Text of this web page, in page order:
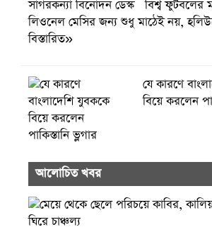
লিওনেল মেসির জন্য শুধু মাঠেই নয়,
বিস্তারিত»
যে কারণে
বিয়ে করলেন
আলোচিত খবর